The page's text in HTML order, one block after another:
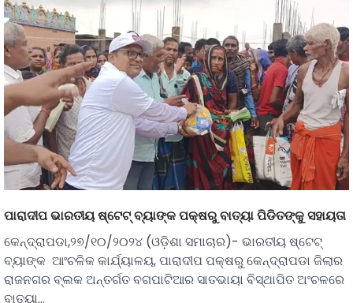
ପାରାଦୀପ ଭାରତୀୟ ଷ୍ଟେଟ୍ ବ୍ୟାଙ୍କ ପକ୍ଷରୁ ବାତ୍ୟା ପିଡିତଙ୍କୁ ସହାୟତା
କେନ୍ଦ୍ରାପଡା,୨୭/୧୦/୨୦୨୪ (ଓଡ଼ିଶା ସମାଚାର)- ଭାରତୀୟ ଷ୍ଟେଟ୍
ବ୍ୟାଙ୍କ ଆଂଚଳିକ କାର୍ଯ୍ୟାଳୟ, ପାରାଦୀପ ପକ୍ଷରୁ କେନ୍ଦ୍ରାପଡା ଜିଲାର
ରାଜନଗର ବ୍ଲକ ଅନ୍ତର୍ଗତ ବଗପାଟିଆର ସାତଭାୟା ବିସ୍ଥାପିତ ଅଂଚଳରେ
ବାତ୍ୟା…